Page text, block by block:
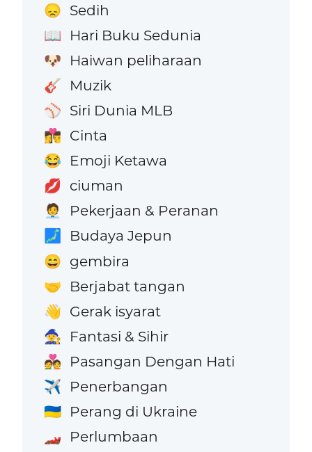
😞 Sedih
📖 Hari Buku Sedunia
🐶 Haiwan peliharaan
🎸 Muzik
⚾ Siri Dunia MLB
👩‍❤️‍💋‍👨 Cinta
😂 Emoji Ketawa
💋 ciuman
🧑‍💼 Pekerjaan & Peranan
🗾 Budaya Jepun
😄 gembira
🤝 Berjabat tangan
👋 Gerak isyarat
🧙 Fantasi & Sihir
💑 Pasangan Dengan Hati
✈️ Penerbangan
🇺🇦 Perang di Ukraine
🏎️ Perlumbaan